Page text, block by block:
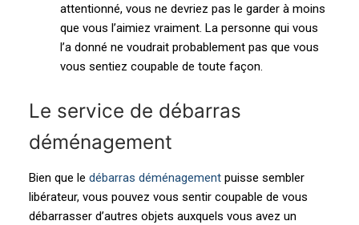
attentionné, vous ne devriez pas le garder à moins
que vous l’aimiez vraiment. La personne qui vous
l’a donné ne voudrait probablement pas que vous
vous sentiez coupable de toute façon.
Le service de débarras
déménagement
Bien que le débarras déménagement puisse sembler
libérateur, vous pouvez vous sentir coupable de vous
débarrasser d’autres objets auxquels vous avez un